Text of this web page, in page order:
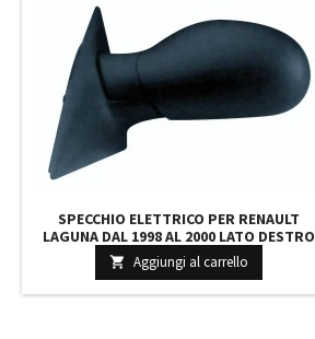
SPECCHIO ELETTRICO PER RENAULT
LAGUNA DAL 1998 AL 2000 LATO DESTRO
ELETTRICO RISCALDATO NERO CON SONDA
 Aggiungi al carrello